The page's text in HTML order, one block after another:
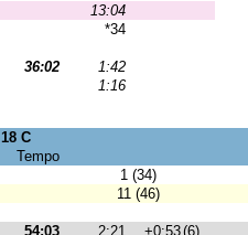
13:04
*34
36:02
1:42
1:16
C
Tempo
1 (34)
11 (46)
54:03 2:21 +0:53(6)